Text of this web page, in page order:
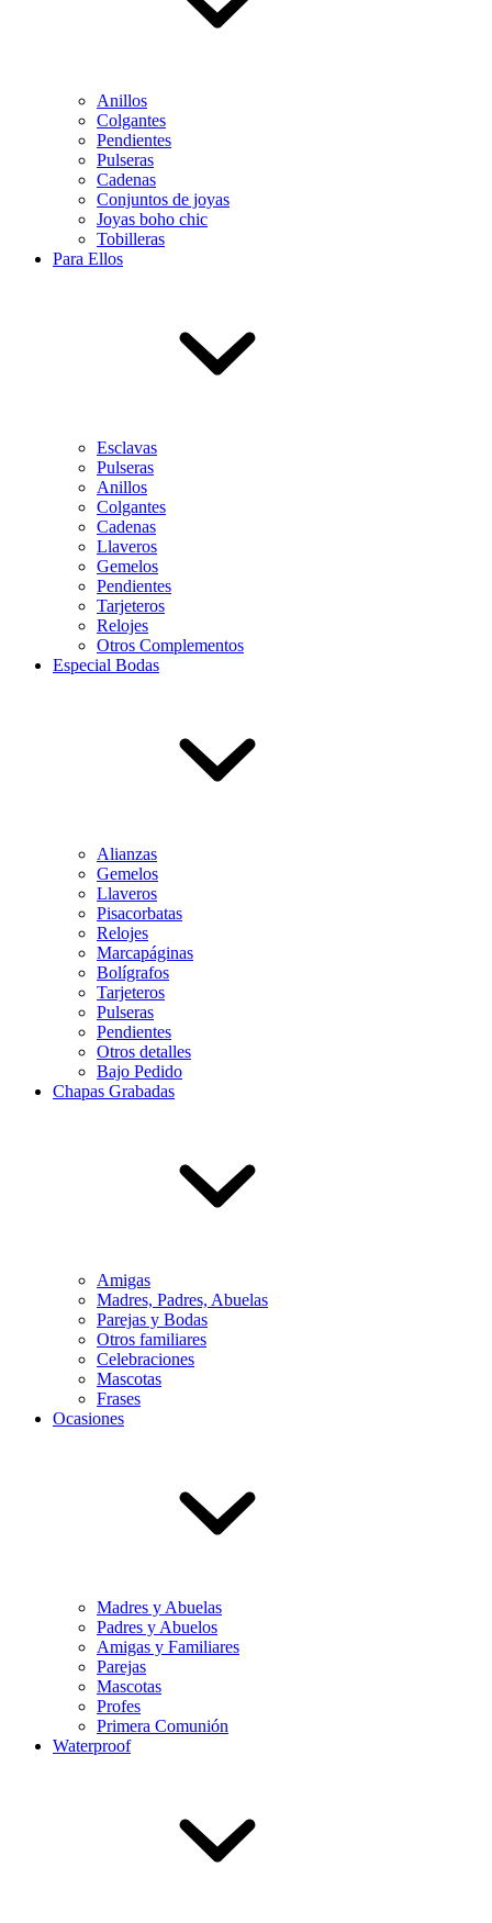
Anillos
Colgantes
Pendientes
Pulseras
Cadenas
Conjuntos de joyas
Joyas boho chic
Tobilleras
Para Ellos
Esclavas
Pulseras
Anillos
Colgantes
Cadenas
Llaveros
Gemelos
Pendientes
Tarjeteros
Relojes
Otros Complementos
Especial Bodas
Alianzas
Gemelos
Llaveros
Pisacorbatas
Relojes
Marcapáginas
Bolígrafos
Tarjeteros
Pulseras
Pendientes
Otros detalles
Bajo Pedido
Chapas Grabadas
Amigas
Madres, Padres, Abuelas
Parejas y Bodas
Otros familiares
Celebraciones
Mascotas
Frases
Ocasiones
Madres y Abuelas
Padres y Abuelos
Amigas y Familiares
Parejas
Mascotas
Profes
Primera Comunión
Waterproof